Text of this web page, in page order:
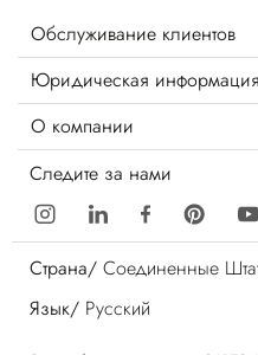
Обслуживание клиентов
Юридическая информация
О компании
Следите за нами
Страна/ Соединенные
Язык/ Русский